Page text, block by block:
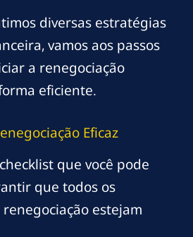
diversas estratégias
vamos aos passos
a renegociação
eficiente.
Eficaz
que você pode
que todos os
estejam